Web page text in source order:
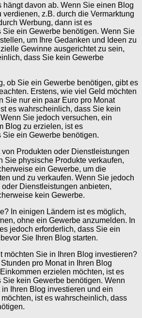
hängt davon ab. Wenn Sie einen Blog
verdienen, z.B. durch die Vermarktung
Werbung, dann ist es
ein Gewerbe benötigen. Wenn Sie
um Ihre Gedanken und Ideen zu
Gewinne ausgerichtet zu sein,
dass Sie kein Gewerbe
ob Sie ein Gewerbe benötigen, gibt es
Erstens, wie viel Geld möchten
Sie nur ein paar Euro pro Monat
es wahrscheinlich, dass Sie kein
Sie jedoch versuchen, ein
Blog zu erzielen, ist es
ein Gewerbe benötigen.
Produkten oder Dienstleistungen
Sie physische Produkte verkaufen,
ein Gewerbe, um die
und zu verkaufen. Wenn Sie jedoch
Dienstleistungen anbieten,
kein Gewerbe.
In einigen Ländern ist es möglich,
ohne ein Gewerbe anzumelden. In
jedoch erforderlich, dass Sie ein
Sie Ihren Blog starten.
möchten Sie in Ihren Blog investieren?
pro Monat in Ihren Blog
erzielen möchten, ist es
kein Gewerbe benötigen. Wenn
Ihren Blog investieren und ein
ist es wahrscheinlich, dass